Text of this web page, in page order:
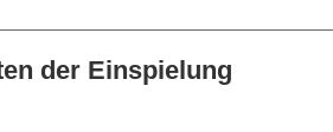
der Einspielung